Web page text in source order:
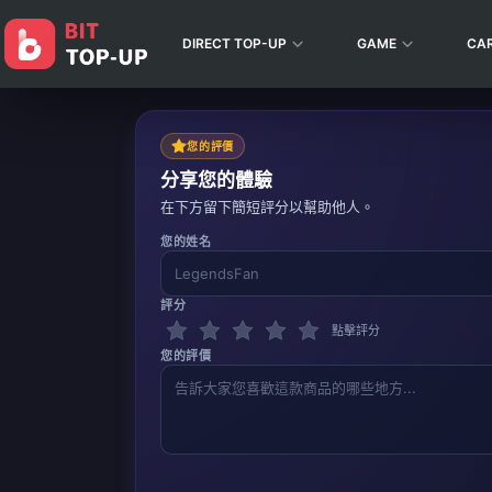
DIRECT TOP-UP GAME
您的評價
分享您的體驗
在下方留下簡短評分以幫助他人。
您的姓名
評分
點擊評分
您的評價